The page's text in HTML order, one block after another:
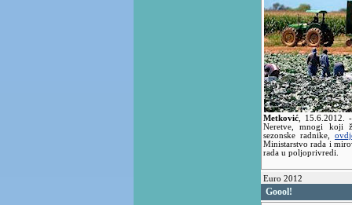
Metković 15.6.2012.
Neretve, mnogi koji
sezonske radnike,
Ministarstvo rada i
rada u poljoprivredi.
Euro 2012
Goool!